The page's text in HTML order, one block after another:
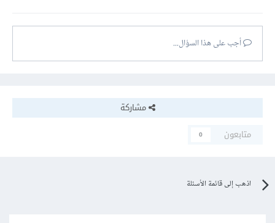
أجب على هذا السؤال...
مشاركة
متابعون
0
اذهب إلى قائمة الأسئلة